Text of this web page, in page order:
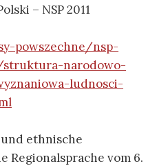
– NSP 2011
powszechne/nsp-
struktura-narodowo-
ludnosci-
ethnische
Regionalsprache vom 6.